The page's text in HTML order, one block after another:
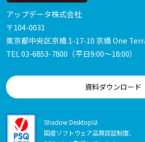
アップデータ株式会社
〒104-0031
東京都中央区京橋 1-17-10 京橋 One
TEL03-6853-7800 （平日9:00～18:00）
資料ダウンロード
Shadow Desktopは
国産ソフトウェア品質認証制度、